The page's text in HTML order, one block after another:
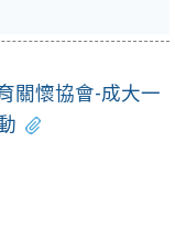
關懷協會-成大一